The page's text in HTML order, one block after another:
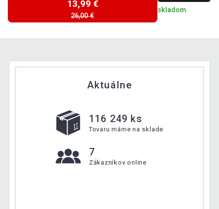
13,99 €
26,00 €
skladom
Aktuálne
116 249 ks
Tovaru máme na sklade
7
Zákazníkov online